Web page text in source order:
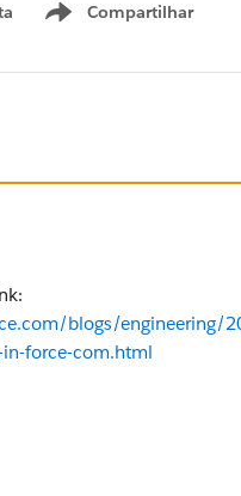
Compartilhar
Show menu
blogs/engineering/
in-force-com.html